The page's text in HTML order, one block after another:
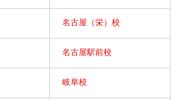
名古屋（栄）校
名古屋駅前校
岐阜校